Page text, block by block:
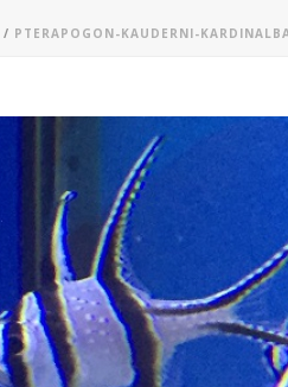
/ PTERAPOGON-KAUDERNI-